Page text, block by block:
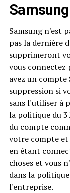
Samsung n'est
pas la dernière
supprimeront
vous connectez
avez un compte
suppression si
sans l'utiliser à
la politique du
du compte
votre compte
en étant
choses et vous
dans la
l'entreprise.